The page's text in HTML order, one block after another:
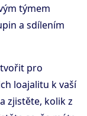
týmem
a sdílením
pro
loajalitu k vaší
zjistěte, kolik z